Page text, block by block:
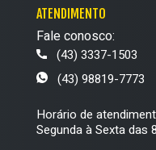
ATENDIMENTO
Fale conosco:
(43) 3337-1503
(43) 98819-7773
Horário de
Segunda à Sexta das